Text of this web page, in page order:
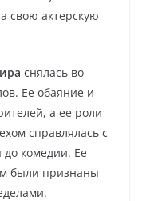
свою актерскую
снялась во
Ее обаяние и
а ее роли
справлялась с
комедии. Ее
были признаны